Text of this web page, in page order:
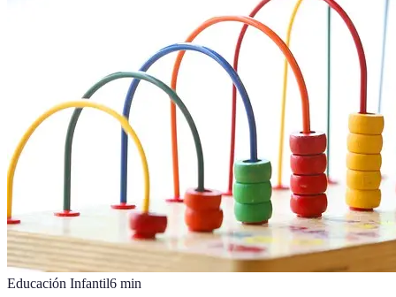
Educación Infantil6 min